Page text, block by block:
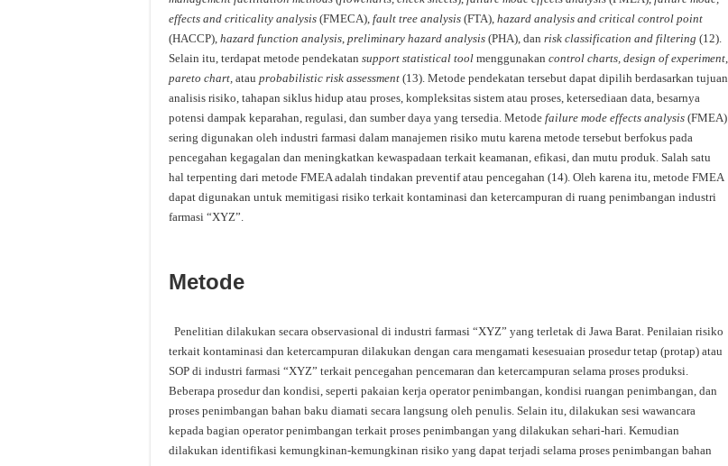
effects and criticality analysis (FMECA), fault tree analysis (FTA), hazard analysis and critical control point
(HACCP), hazard function analysis preliminary hazard analysis (PHA), dan risk classification and filtering (12).
Selain itu, terdapat metode pendekatan support statistical tool menggunakan control charts, design of experiment
pareto chart, atau probabilistic risk assessment (13). Metode pendekatan tersebut dapat dipilih berdasarkan tujuan
analisis risiko, tahapan siklus hidup atau proses, kompleksitas sistem atau proses, ketersediaan data, besarnya
potensi dampak keparahan, regulasi, dan sumber daya yang tersedia. Metode failure mode effects analysis (FMEA)
sering digunakan oleh industri farmasi dalam manajemen risiko mutu karena metode tersebut berfokus pada
pencegahan kegagalan dan meningkatkan kewaspadaan terkait keamanan, efikasi, dan mutu produk. Salah satu
hal terpenting dari metode FMEA adalah tindakan preventif atau pencegahan (14). Oleh karena itu, metode FMEA
dapat digunakan untuk memitigasi risiko terkait kontaminasi dan ketercampuran di ruang penimbangan industri
farmasi “XYZ”.
Metode
Penelitian dilakukan secara observasional di industri farmasi “XYZ” yang terletak di Jawa Barat. Penilaian risiko
terkait kontaminasi dan ketercampuran dilakukan dengan cara mengamati kesesuaian prosedur tetap (protap) atau
SOP di industri farmasi “XYZ” terkait pencegahan pencemaran dan ketercampuran selama proses produksi.
Beberapa prosedur dan kondisi, seperti pakaian kerja operator penimbangan, kondisi ruangan penimbangan, dan
proses penimbangan bahan baku diamati secara langsung oleh penulis. Selain itu, dilakukan sesi wawancara
kepada bagian operator penimbangan terkait proses penimbangan yang dilakukan sehari-hari. Kemudian
dilakukan identifikasi kemungkinan-kemungkinan risiko yang dapat terjadi selama proses penimbangan bahan